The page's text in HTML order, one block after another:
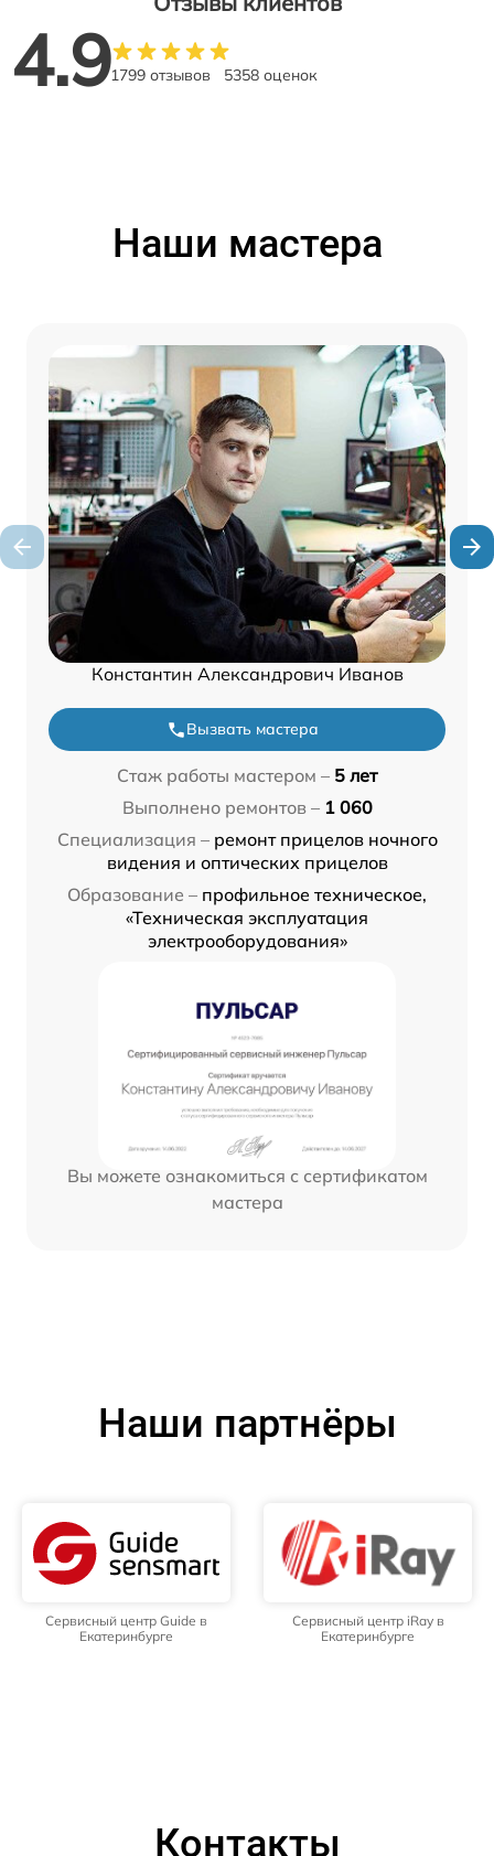
4.91799 отзывов 5358 оценок
Наши мастера
Константин Александрович Иванов
Вызвать мастера
Стаж работы мастером – 5 лет
Выполнено ремонтов – 1 060
Специализация – ремонт прицелов ночного
видения и оптических прицелов
Образование – профильное техническое,
«Техническая эксплуатация
электрооборудования»
Вы можете ознакомиться с сертификатом
мастера
Наши партнёры
Сервисный центр Guide в
Екатеринбурге
Сервисный центр iRay в
Екатеринбурге
Контакты